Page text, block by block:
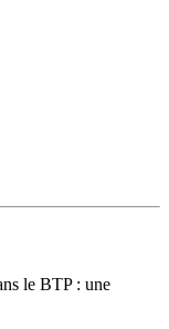
le BTP : une